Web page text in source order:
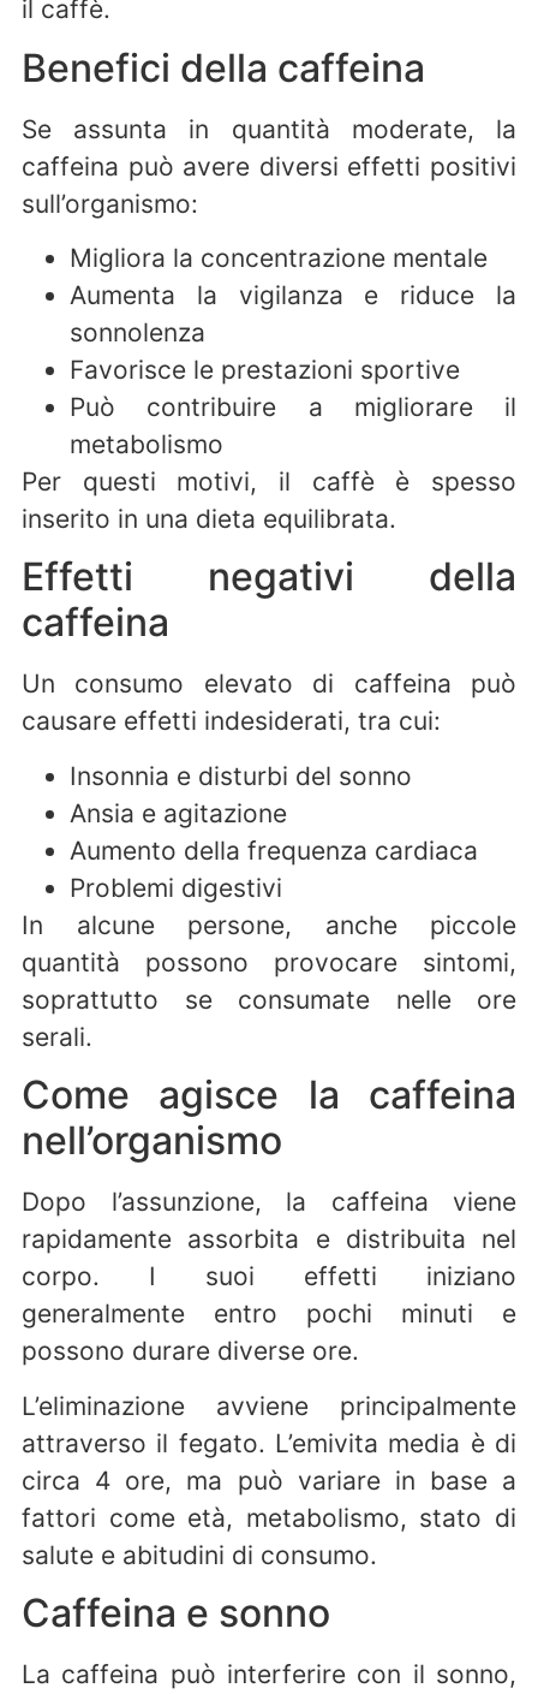
il caffè.
Benefici della caffeina
Se assunta in quantità moderate, la
caffeina può avere diversi effetti positivi
sull’organismo:
Migliora la concentrazione mentale
Aumenta la vigilanza e riduce la
sonnolenza
Favorisce le prestazioni sportive
Può contribuire a migliorare il
metabolismo
Per questi motivi, il caffè è spesso
inserito in una dieta equilibrata.
Effetti negativi della
caffeina
Un consumo elevato di caffeina può
causare effetti indesiderati, tra cui:
Insonnia e disturbi del sonno
Ansia e agitazione
Aumento della frequenza cardiaca
Problemi digestivi
In alcune persone, anche piccole
quantità possono provocare sintomi,
soprattutto se consumate nelle ore
serali.
Come agisce la caffeina
nell’organismo
Dopo l’assunzione, la caffeina viene
rapidamente assorbita e distribuita nel
corpo. I suoi effetti iniziano
generalmente entro pochi minuti e
possono durare diverse ore.
L’eliminazione avviene principalmente
attraverso il fegato. L’emivita media è di
circa 4 ore, ma può variare in base a
fattori come età, metabolismo, stato di
salute e abitudini di consumo.
Caffeina e sonno
La caffeina può interferire con il sonno,